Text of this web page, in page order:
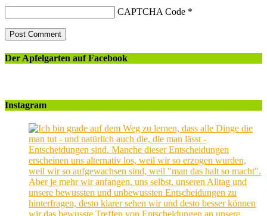
CAPTCHA Code *
Der Apfelgarten auf Facebook
Instagram